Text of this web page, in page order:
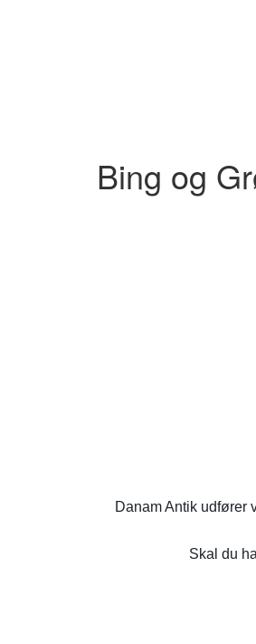
Bing og
Danam Antik udfører
Skal du